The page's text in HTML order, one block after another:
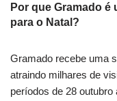
Por que Gramado
para o Natal?
Gramado recebe uma
atraindo milhares de
períodos de 28